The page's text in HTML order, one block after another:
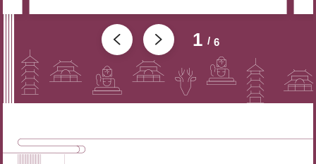
1 6